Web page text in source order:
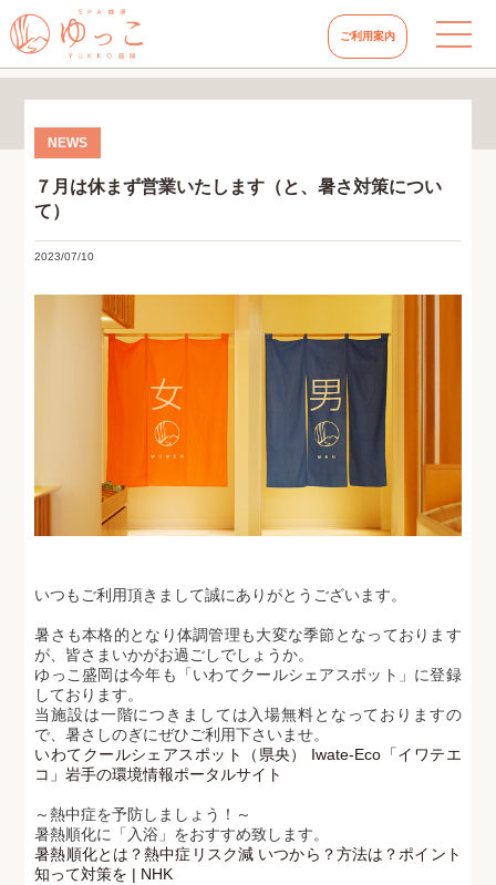
ご利用案内
７月は休まず営業いたします（と、暑さ対策につい
て）
2023/07/10
いつもご利用頂きまして誠にありがとうございます。
暑さも本格的となり体調管理も大変な季節となっております
が、皆さまいかがお過ごしでしょうか。
ゆっこ盛岡は今年も「いわてクールシェアスポット」に登録
しております。
当施設は一階につきましては入場無料となっておりますの
で、暑さしのぎにぜひご利用下さいませ。
いわてクールシェアスポット（県央） Iwate-Eco「イワテエ
コ」岩手の環境情報ポータルサイト
～熱中症を予防しましょう！～
暑熱順化に「入浴」をおすすめ致します。
暑熱順化とは？熱中症リスク減 いつから？方法は？ポイント
知って対策を | NHK